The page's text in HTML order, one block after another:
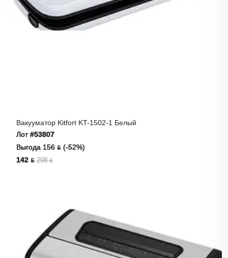
Вакууматор Kitfort KT-1502-1 Белый
Лот#53807
Выгода 156 ƃ (-52%)
142 ƃ 298 ƃ